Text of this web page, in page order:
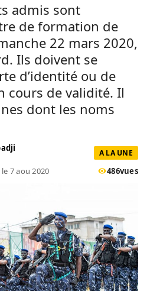
admis sont
de formation de
22 mars 2020,
Ils doivent se
d’identité ou de
cours de validité. Il
dont les noms
A LA UNE
le 7 aou 2020 486vues